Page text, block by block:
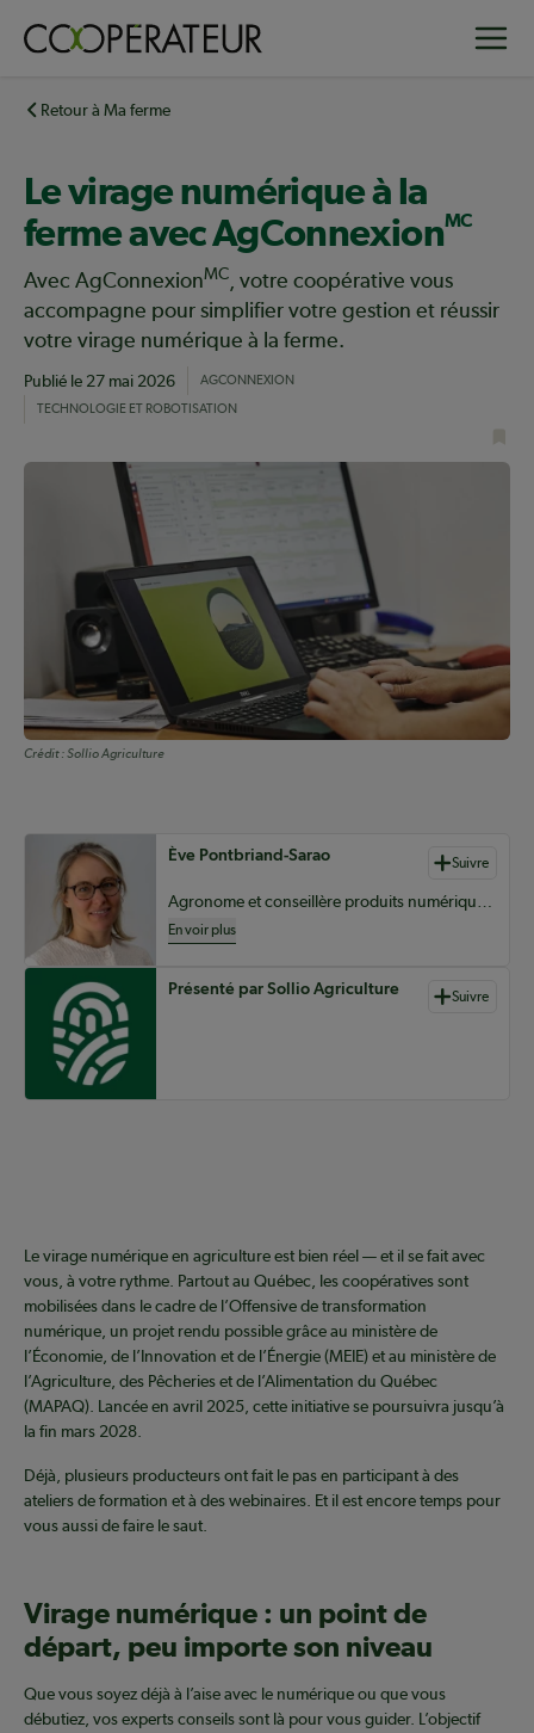
principalRetour à Ma ferme
Le virage numérique à la
ferme avec AgConnexionMC
Avec AgConnexionMC , votre coopérative vous
accompagne pour simplifier votre gestion et réussir
votre virage numérique à la ferme.
Publié le 27 mai 2026
AGCONNEXION
TECHNOLOGIE ET ROBOTISATION
Crédit :Sollio Agriculture
Auteurs de contenu
Ève Pontbriand-Sarao Suivre
Agronome et conseillère produits numériques et innovation chez Sollio Agriculture
En voir plus
Présenté par Sollio Agriculture Suivre
Le virage numérique en agriculture est bien réel — et il se fait avec
vous, à votre rythme. Partout au Québec, les coopératives sont
mobilisées dans le cadre de l’Offensive de transformation
numérique, un projet rendu possible grâce au ministère de
l’Économie, de l’Innovation et de l’Énergie (MEIE) et au ministère de
l’Agriculture, des Pêcheries et de l’Alimentation du Québec
(MAPAQ). Lancée en avril 2025, cette initiative se poursuivra jusqu’à
la fin mars 2028.
Déjà, plusieurs producteurs ont fait le pas en participant à des
ateliers de formation et à des webinaires. Et il est encore temps pour
vous aussi de faire le saut.
Virage numérique : un point de
départ, peu importe son niveau
Que vous soyez déjà à l’aise avec le numérique ou que vous
débutiez, vos experts conseils sont là pour vous guider. L’objectif